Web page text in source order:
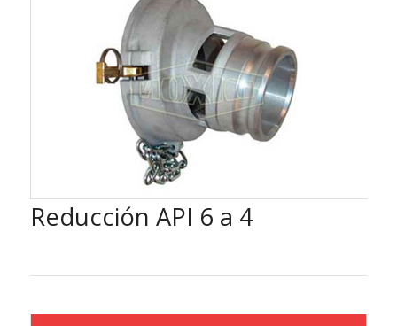
Reducción API 6 a 4